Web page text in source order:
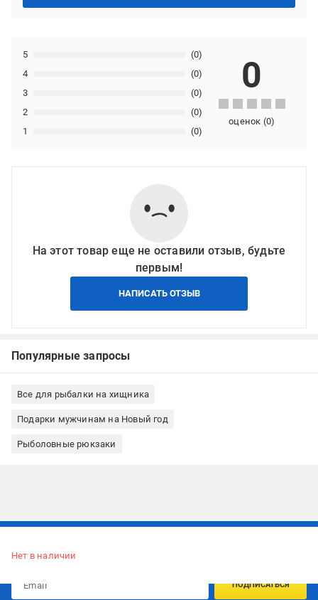
1 (0)
2 (0)
3 (0)
4 (0)
5 (0)
0
оценок (0)
На этот товар еще не оставили отзыв, будьте
первым!
НАПИСАТЬ ОТЗЫВ
Популярные запросы
Все для рыбалки на хищника
Подарки мужчинам на Новый год
Рыболовные рюкзаки
Нет в наличии
ПОДПИСАТЬСЯ